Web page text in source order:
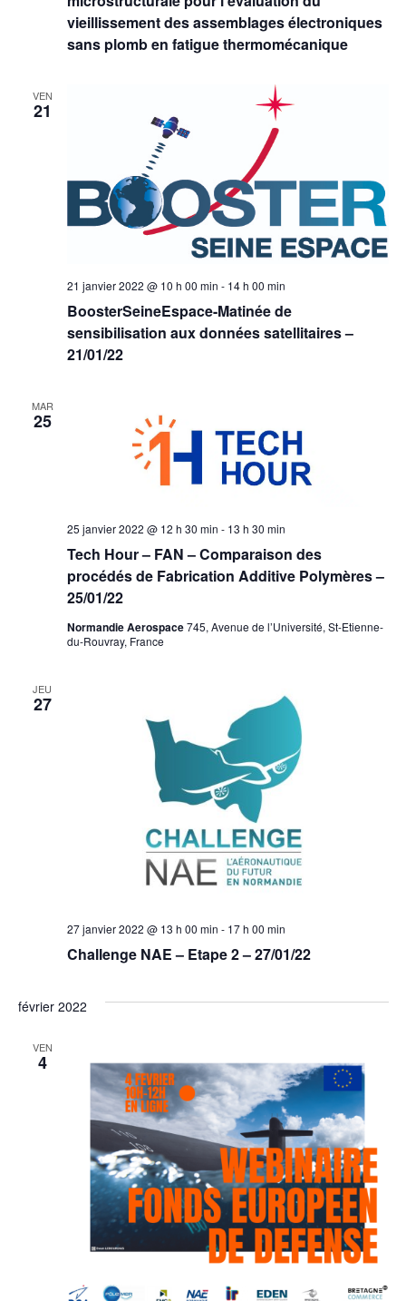
vieillissement des assemblages électroniques
sans plomb en fatigue thermomécanique
VEN
21
BoosterSeineEspace-Matinée de
sensibilisation aux données satellitaires –
21/01/22
21 janvier 2022 @ 10 h 00 min - 14 h 00 min
MAR
25
Tech Hour – FAN – Comparaison des
procédés de Fabrication Additive Polymères –
25/01/22
25 janvier 2022 @ 12 h 30 min - 13 h 30 min
Normandie Aerospace745, Avenue de l’Université, St-Etienne-
du-Rouvray, France
JEU
27
Challenge NAE – Etape 2 – 27/01/22
27 janvier 2022 @ 13 h 00 min - 17 h 00 min
février 2022
VEN
4